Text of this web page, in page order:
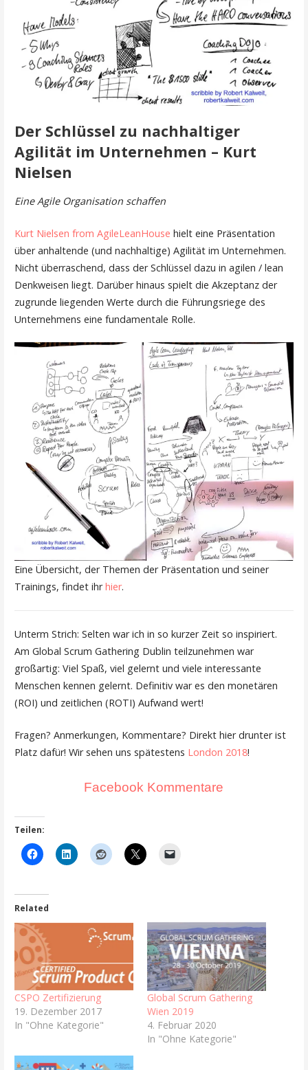
Der Schlüssel zu nachhaltiger
Agilität im Unternehmen – Kurt
Nielsen
Eine Agile Organisation schaffen
Kurt Nielsen from AgileLeanHouse hielt eine Präsentation
über anhaltende (und nachhaltige) Agilität im Unternehmen.
Nicht überraschend, dass der Schlüssel dazu in agilen / lean
Denkweisen liegt. Darüber hinaus spielt die Akzeptanz der
zugrunde liegenden Werte durch die Führungsriege des
Unternehmens eine fundamentale Rolle.
Eine Übersicht, der Themen der Präsentation und seiner
Trainings, findet ihrhier.
Unterm Strich: Selten war ich in so kurzer Zeit so inspiriert.
Am Global Scrum Gathering Dublin teilzunehmen war
großartig: Viel Spaß, viel gelernt und viele interessante
Menschen kennen gelernt. Definitiv war es den monetären
(ROI) und zeitlichen (ROTI) Aufwand wert!
Fragen? Anmerkungen, Kommentare? Direkt hier drunter ist
Platz dafür! Wir sehen uns spätestens London 2018!
Facebook Kommentare
Teilen:
Related
CSPO Zertifizierung
19. Dezember 2017
In "Ohne Kategorie"
Global Scrum Gathering
Wien 2019
4. Februar 2020
In "Ohne Kategorie"